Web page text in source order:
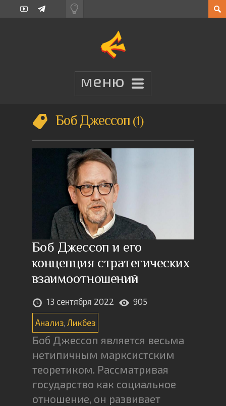
Боб Джессоп 1
Боб Джессоп и его
концепция стратегических
взаимоотношений
13 сентября 2022 905
Анализ Ликбез
Боб Джессоп является весьма
нетипичным марксистским
теоретиком. Рассматривая
государство как социальное
отношение, он развивает